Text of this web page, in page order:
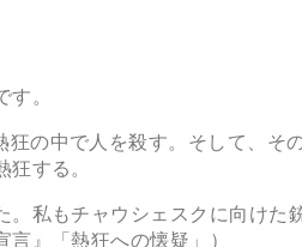
。
の中で人を殺す。そして、そ
する。
私もチャウシェスクに向けた
』「熱狂への懐疑」）